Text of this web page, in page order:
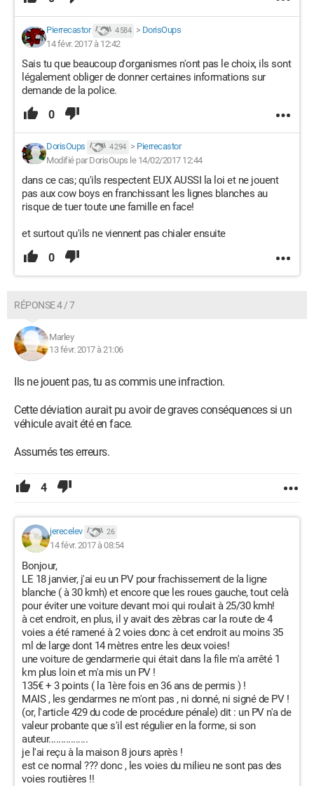
Pierrecastor 4 584 > DorisOups
14 févr. 2017 à 12:42
Sais tu que beaucoup d'organismes n'ont pas le choix, ils sont
légalement obliger de donner certaines informations sur
demande de la police.
0
DorisOups 4 294 > Pierrecastor
Modifié par DorisOups le 14/02/2017 12:44
dans ce cas; qu'ils respectent EUX AUSSI la loi et ne jouent
pas aux cow boys en franchissant les lignes blanches au
risque de tuer toute une famille en face!
et surtout qu'ils ne viennent pas chialer ensuite
0
RÉPONSE 4 / 7
Marley
13 févr. 2017 à 21:06
Ils ne jouent pas, tu as commis une infraction.
Cette déviation aurait pu avoir de graves conséquences si un
véhicule avait été en face.
Assumés tes erreurs.
4
jerecelev 26
14 févr. 2017 à 08:54
Bonjour,
LE 18 janvier, j'ai eu un PV pour frachissement de la ligne
blanche ( à 30 kmh) et encore que les roues gauche, tout celà
pour éviter une voiture devant moi qui roulait à 25/30 kmh!
à cet endroit, en plus, il y avait des zèbras car la route de 4
voies a été ramené à 2 voies donc à cet endroit au moins 35
ml de large dont 14 mètres entre les deux voies!
une voiture de gendarmerie qui était dans la file m'a arrêté 1
km plus loin et m'a mis un PV !
135€ + 3 points ( la 1ère fois en 36 ans de permis ) !
MAIS , les gendarmes ne m'ont pas , ni donné, ni signé de PV !
(or, l'article 429 du code de procédure pénale) dit : un PV n'a de
valeur probante que s'il est régulier en la forme, si son
auteur................
je l'ai reçu à la maison 8 jours après !
est ce normal ??? donc , les voies du milieu ne sont pas des
voies routières !!